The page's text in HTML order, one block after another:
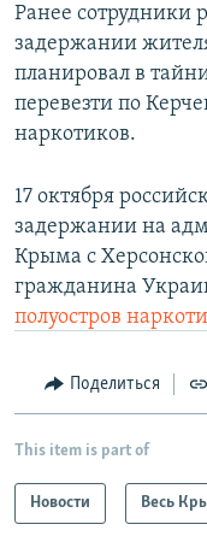
Ранее сотрудники
задержании
планировал в
перевезти по
наркотиков.
17 октября
задержании на
Крыма с
гражданина
полуостров
Поделиться
This item is part of
Новости Весь